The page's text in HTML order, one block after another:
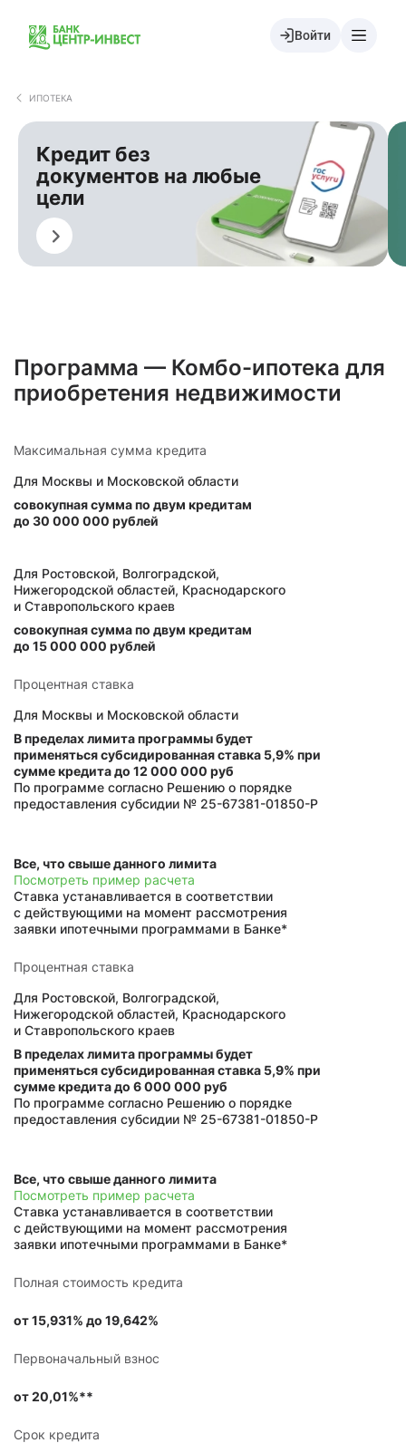
Войти
ИПОТЕКА
Кредит без
документов на любые
цели
Оформить
Программа — Комбо-ипотека для
приобретения недвижимости
Максимальная сумма кредита
Для Москвы и Московской области
совокупная сумма по двум кредитам
до 30 000 000 рублей
Для Ростовской, Волгоградской,
Нижегородской областей, Краснодарского
и Ставропольского краев
совокупная сумма по двум кредитам
до 15 000 000 рублей
Процентная ставка
Для Москвы и Московской области
В пределах лимита программы будет
применяться субсидированная ставка 5,9% при
сумме кредита до 12 000 000 руб
По программе согласно Решению о порядке
предоставления субсидии № 25-67381-01850-Р
Все, что свыше данного лимита
Посмотреть пример расчета
Ставка устанавливается в соответствии
с действующими на момент рассмотрения
заявки ипотечными программами в Банке*
Процентная ставка
Для Ростовской, Волгоградской,
Нижегородской областей, Краснодарского
и Ставропольского краев
В пределах лимита программы будет
применяться субсидированная ставка 5,9% при
сумме кредита до 6 000 000 руб
По программе согласно Решению о порядке
предоставления субсидии № 25-67381-01850-Р
Все, что свыше данного лимита
Посмотреть пример расчета
Ставка устанавливается в соответствии
с действующими на момент рассмотрения
заявки ипотечными программами в Банке*
Полная стоимость кредита
от 15,931% до 19,642%
Первоначальный взнос
от 20,01%**
Срок кредита